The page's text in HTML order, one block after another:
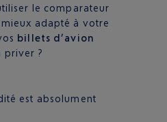
le comparateur
mieux adapté à votre
billets d’avion
priver ?
est absolument